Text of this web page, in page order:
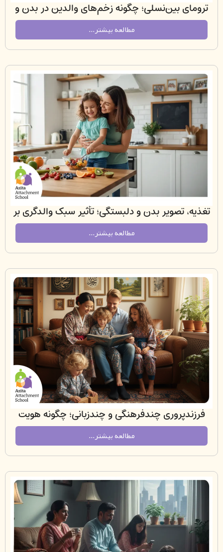
بین‌نسلی؛ چگونه زخم‌های والدین در بدن و
ذهن کودک تکرار می‌شوند؟
مطالعه بیشتر...
تصویر بدن و دلبستگی؛ تأثیر سبک والدگری بر
رابطه کودک با بدنش
مطالعه بیشتر...
چندفرهنگی و چندزبانی؛ چگونه هویت
را بدون از دست دادن ریشه‌ها تقویت کنیم؟
مطالعه بیشتر...